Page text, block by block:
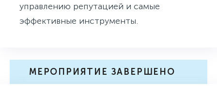
управлению репутацией и самые
эффективные инструменты.
МЕРОПРИЯТИЕ ЗАВЕРШЕНО